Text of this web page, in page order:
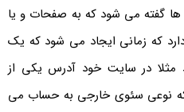
گفته می شود که به صفحات و یا
که زمانی ایجاد می شود که یک
در سایت خود آدرس یکی از
نوعی سئوی خارجی به حساب می